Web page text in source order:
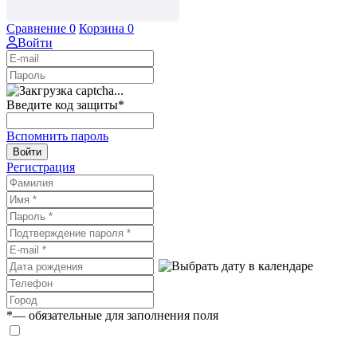
Сравнение 0 Корзина 0
Войти
Введите код защиты*
Вспомнить пароль
Войти
Регистрация
*— обязательные для заполнения поля